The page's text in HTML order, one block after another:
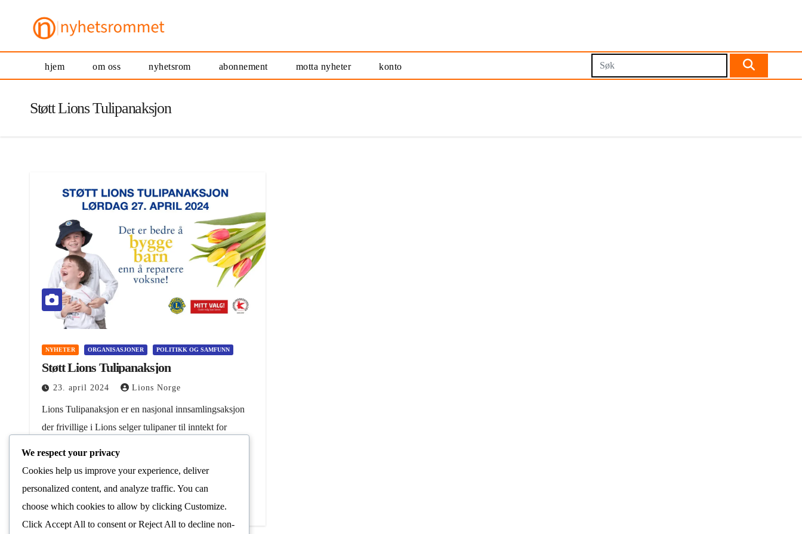
hjem om oss nyhetsrom abonnement motta nyheter konto
Støtt Lions Tulipanaksjon
NYHETER ORGANISASJONER POLITIKK OG SAMFUNN
Støtt Lions Tulipanaksjon
23. april 2024 Lions Norge
Lions Tulipanaksjon er en nasjonal innsamlingsaksjon
der frivillige i Lions selger tulipaner til inntekt for
Les Mer
We respect your privacy
Cookies help us improve your experience, deliver
personalized content, and analyze traffic. You can
choose which cookies to allow by clicking Customize.
Click Accept All to consent orReject All to decline non-